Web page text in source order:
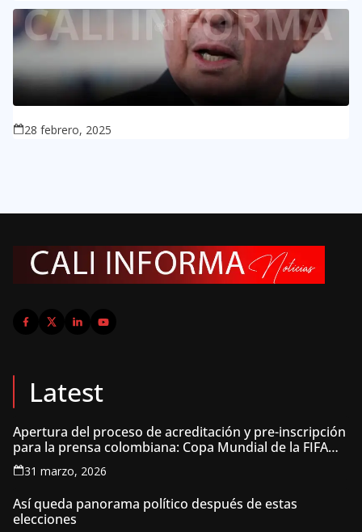
28 febrero, 2025
Latest
Apertura del proceso de acreditación y pre-inscripción
para la prensa colombiana: Copa Mundial de la FIFA
2026 ™
31 marzo, 2026
Así queda panorama político después de estas
elecciones